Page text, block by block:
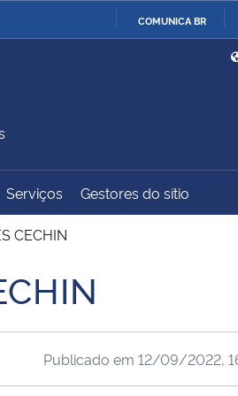
COMUNICA BR
Ministério da Defesa
Ministério do
Desenvolvimento Regional
Advocacia-Geral da União
Serviços Gestores do sítio
CECHIN
Publicado em 12/09/2022,